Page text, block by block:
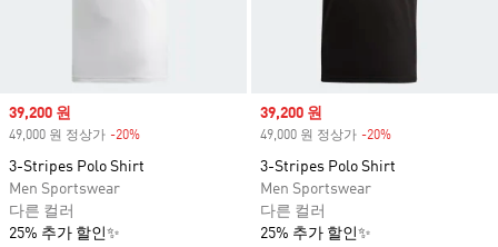
Sale price
39,200 원
49,000 원 정상가 -20%
3-Stripes Polo Shirt
Men Sportswear
다른 컬러
25% 추가 할인✨
Sale price
39,200 원
49,000 원 정상가 -20%
3-Stripes Polo Shirt
Men Sportswear
다른 컬러
25% 추가 할인✨